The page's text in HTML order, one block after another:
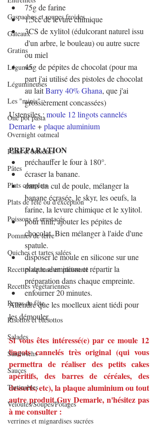
Gaspachos et soupes froides
Gâteaux
Gratins
Légumes
Légumineuses
Les "minis"
One pot pasta
Overnight oatmeal
Pains et brioches
Pâtes
Plats complets
Plats de fête ou d'exception
Poissons et crustacés
Pommes de terre
Quiches et tartes salées
Recettes de base en pâtisserie
Recettes végétariennes
Repas de fête
Risottos et blésottos
Salades
Sandwichs
Sauces
Tartinables
Veloutés/Soupes/Potages
verrines et mignardises sucrées
75g de farine
1,5cc de levure chimique
3CS de xylitol (édulcorant naturel issu
d'un arbre, le bouleau) ou autre sucre
ou miel
45g de pépites de chocolat (pour ma
part j'ai utilisé des pistoles de chocolat
au lait Barry 40% Ghana, que j'ai
grossièrement concassées)
Ustensiles : moule 12 lingots cannelés
Demarle + plaque aluminium
PREPARATION
préchauffer le four à 180°.
écraser la banane.
dans un cul de poule, mélanger la
banane écrasée, le skyr, les oeufs, la
farine, la levure chimique et le xylitol.
pour finir, ajouter les pépites de
chocolat. Bien mélanger à l'aide d'une
spatule.
disposer le moule en silicone sur une
plaque aluminium et répartir la
préparation dans chaque empreinte.
enfourner 20 minutes.
Attendre que les moelleux aient tiédi pour
les démouler.
Si vous êtes intéressé(e) par ce moule 12
lingots cannelés très original (qui vous
permettra de réaliser des petits cakes
apéritifs, des barres de céréales, des
desserts, etc), la plaque aluminium ou tout
autre produit Guy Demarle, n'hésitez pas
à me consulter :